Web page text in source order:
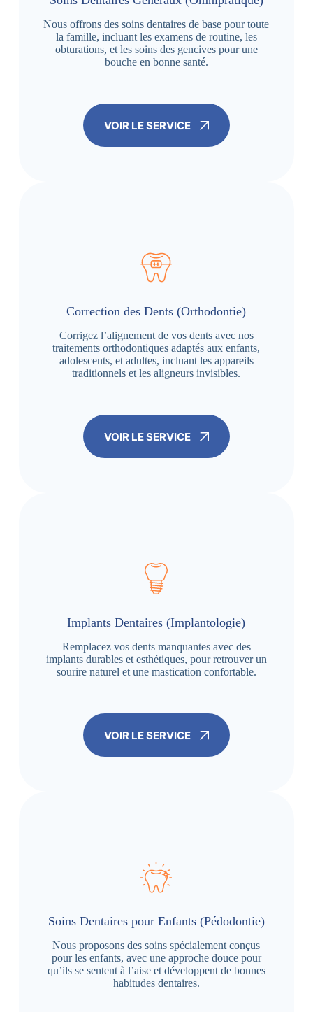
Nous offrons des soins dentaires de base pour toute
la famille, incluant les examens de routine, les
obturations, et les soins des gencives pour une
bouche en bonne santé.
VOIR LE SERVICE
Correction des Dents (Orthodontie)
Corrigez l’alignement de vos dents avec nos
traitements orthodontiques adaptés aux enfants,
adolescents, et adultes, incluant les appareils
traditionnels et les aligneurs invisibles.
VOIR LE SERVICE
Implants Dentaires (Implantologie)
Remplacez vos dents manquantes avec des
implants durables et esthétiques, pour retrouver un
sourire naturel et une mastication confortable.
VOIR LE SERVICE
Soins Dentaires pour Enfants (Pédodontie)
Nous proposons des soins spécialement conçus
pour les enfants, avec une approche douce pour
qu’ils se sentent à l’aise et développent de bonnes
habitudes dentaires.